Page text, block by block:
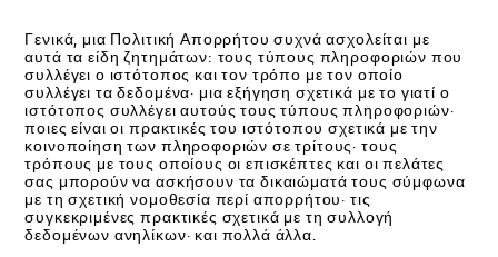
Γενικά, μια Πολιτική Απορρήτου συχνά ασχολείται με
αυτά τα είδη ζητημάτων: τους τύπους πληροφοριών που
συλλέγει ο ιστότοπος και τον τρόπο με τον οποίο
συλλέγει τα δεδομένα· μια εξήγηση σχετικά με το γιατί ο
ιστότοπος συλλέγει αυτούς τους τύπους πληροφοριών·
ποιες είναι οι πρακτικές του ιστότοπου σχετικά με την
κοινοποίηση των πληροφοριών σε τρίτους· τους
τρόπους με τους οποίους οι επισκέπτες και οι πελάτες
σας μπορούν να ασκήσουν τα δικαιώματά τους σύμφωνα
με τη σχετική νομοθεσία περί απορρήτου· τις
συγκεκριμένες πρακτικές σχετικά με τη συλλογή
δεδομένων ανηλίκων· και πολλά άλλα.